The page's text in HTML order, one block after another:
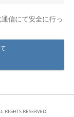
信にて安全に行っ
RIGHTS RESERVED.